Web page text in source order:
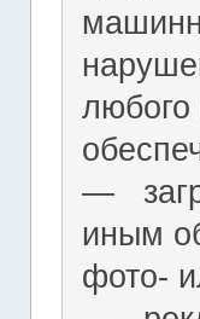
любого
―
иным
фото-